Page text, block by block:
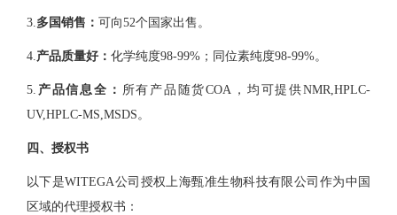
3.多国销售： 可向52个国家出售。
4.产品质量好： 化学纯度98-99%；同位素纯度98-99%。
5. 产品信息全： 所有产品随货COA，均可提供NMR,HPLC-
UV,HPLC-MS,MSDS。
四、授权书
以下是WITEGA公司授权上海甄准生物科技有限公司作为中国
区域的代理授权书：